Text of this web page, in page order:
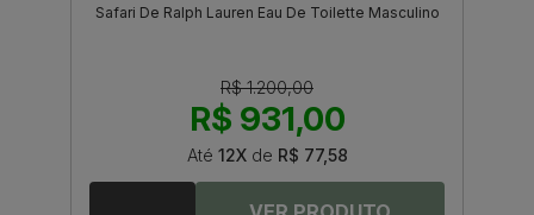
Safari De Ralph Lauren Eau De Toilette Masculino
R$ 1.200,00
R$ 931,00
Até 12Xde R$ 77,58